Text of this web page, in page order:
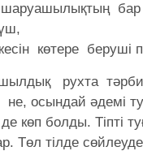
шаруашылықтың
көтере беруші
рухта
осындай әдемі
көп болды. Тіпті
Төл тілде